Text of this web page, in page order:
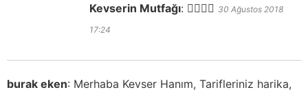
Kevserin Mutfağı: 👍🏻👍🏻 30 Ağustos 2018
17:24
burak eken: Merhaba Kevser Hanım, Tarifleriniz harika,